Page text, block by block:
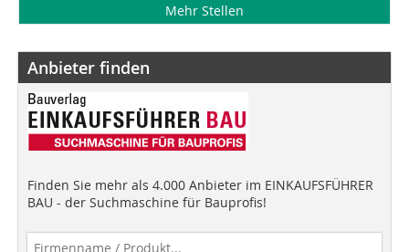
Mehr Stellen
Anbieter finden
Finden Sie mehr als 4.000 Anbieter im EINKAUFSFÜHRER
BAU - der Suchmaschine für Bauprofis!